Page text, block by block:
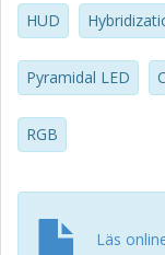
(HUDs).
HUD
Pyramidal LED
RGB
Läs